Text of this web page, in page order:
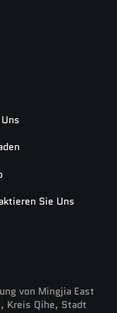
Sie Uns
von Mingjia East
Kreis Qihe, Stadt